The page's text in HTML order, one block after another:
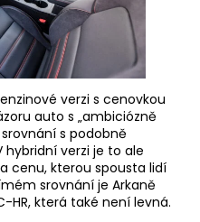
verzi s cenovkou
auto s „ambiciózně
s podobně
verzi je to ale
cenu, kterou spousta lidí
srovnání je Arkaně
HR, která také není levná.